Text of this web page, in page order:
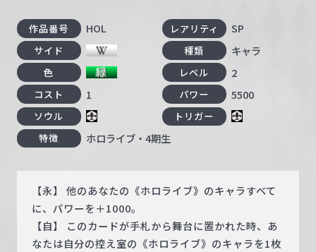
作品番号 HOL レアリティ SP
サイド 種類 キャラ
色 レベル 2
コスト 1 パワー 5500
ソウル
トリガー
特徴
ホロライブ・4期生
【永】 他のあなたの《ホロライブ》のキャラすべて
に、パワーを＋1000。
【自】 このカードが手札から舞台に置かれた時、あ
なたは自分の控え室の《ホロライブ》のキャラを1枚